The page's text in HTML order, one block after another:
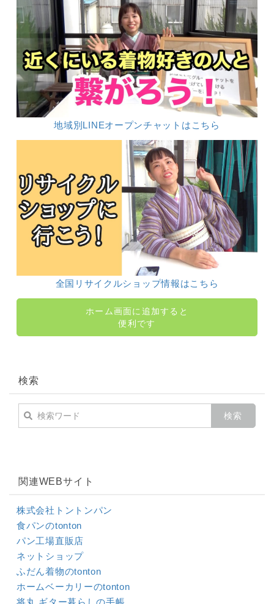
地域別LINEオープンチャットはこちら
全国リサイクルショップ情報はこちら
ホーム画面に追加すると
便利です
検索
関連WEBサイト
株式会社トントンパン
食パンのtonton
パン工場直販店
ネットショップ
ふだん着物のtonton
ホームベーカリーのtonton
将丸 ギター暮らしの手帳